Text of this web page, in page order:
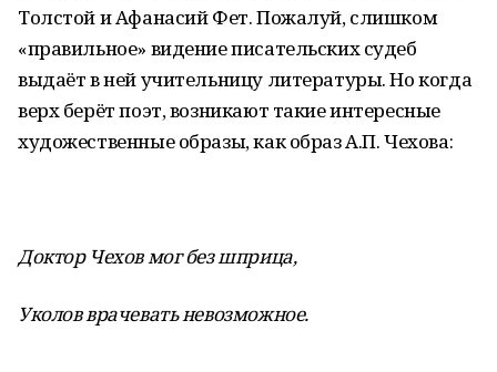
Толстой и Афанасий Фет. Пожалуй, слишком
«правильное» видение писательских судеб
выдаёт в ней учительницу литературы. Но когда
верх берёт поэт, возникают такие интересные
художественные образы, как образ А.П. Чехова:
Доктор Чехов мог без шприца,
Уколов врачевать невозможное.